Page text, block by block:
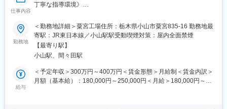
・このポジションは提案営業だけではなく、納品の際の現場を管
その際必要な【職長教育】【玉掛技能者】などの資格は2.3日で取
得出来る簡単なもので、ご入社後に取得して頂く予定です。
資格取得にまつわる費用はすべて会社負担！講習も就業時間内に
受ける事が可能ですので、手に職付けたい方必見です。完全未経
験の方も安心してご応募ください！
変更の範囲：会社の定める業務
仕事内容
丁寧な指導環境》
■採用背景：
業務拡大をしているため、製造・納品担当の社員を1名採用いたし
ます。
製造・納品担当の増員により、生産体制を強化し、経営の拡大を
図って行きたいと考えております。
■業務内容：
1981年設立、栃木県小山市に本社を構えております。
勤務地
＜勤務地詳細＞粟宮工場住所：栃木県小山市粟宮835-16 勤務地最
寄駅：JR東日本線／小山駅駅受動喫煙対策：屋内全面禁煙
【最寄り駅】
小山駅、間々田駅
給与
＜予定年収＞300万円～400万円＜賃金形態＞月給制＜賃金内訳＞
月額（基本給）：180,000円～250,000円＜月給＞180,000円～